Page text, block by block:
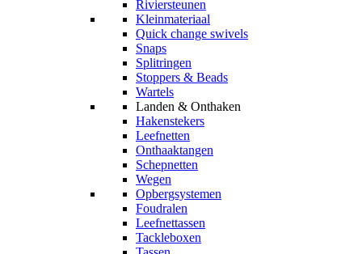
Riviersteunen
Kleinmateriaal
Quick change swivels
Snaps
Splitringen
Stoppers & Beads
Wartels
Landen & Onthaken
Hakenstekers
Leefnetten
Onthaaktangen
Schepnetten
Wegen
Opbergsystemen
Foudralen
Leefnettassen
Tackleboxen